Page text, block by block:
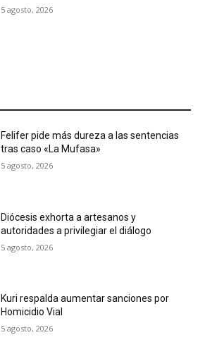
5 agosto, 2026
Felifer pide más dureza a las sentencias
tras caso «La Mufasa»
5 agosto, 2026
Diócesis exhorta a artesanos y
autoridades a privilegiar el diálogo
5 agosto, 2026
Kuri respalda aumentar sanciones por
Homicidio Vial
5 agosto, 2026